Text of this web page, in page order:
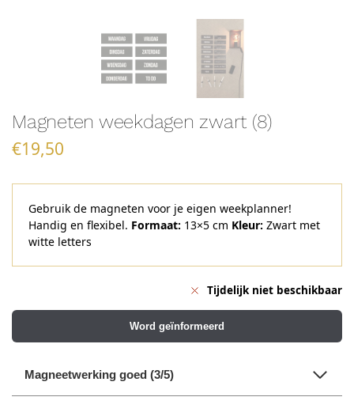
Magneten weekdagen zwart (8)
€19,50
Gebruik de magneten voor je eigen weekplanner!
Handig en flexibel. Formaat: 13×5 cm Kleur: Zwart met
witte letters
Tijdelijk niet beschikbaar
Word geïnformeerd
Magneetwerking goed (3/5)